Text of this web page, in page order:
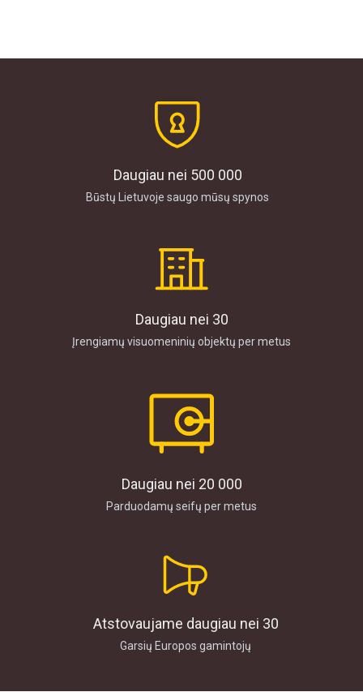
Daugiau nei 500 000
Būstų Lietuvoje saugo mūsų spynos
Daugiau nei 30
Įrengiamų visuomeninių objektų per metus
Daugiau nei 20 000
Parduodamų seifų per metus
Atstovaujame daugiau nei 30
Garsių Europos gamintojų